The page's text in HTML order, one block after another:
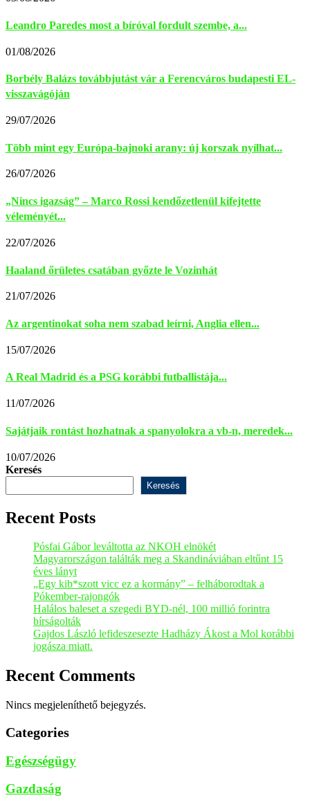
Leandro Paredes most a bíróval fordult szembe, a...
01/08/2026
Borbély Balázs továbbjutást vár a Ferencváros budapesti EL-
visszavágóján
29/07/2026
Több mint egy Európa-bajnoki arany: új korszak nyílhat...
26/07/2026
„Nincs igazság” – Marco Rossi kendőzetlenül kifejtette
véleményét...
22/07/2026
Haaland őrületes csatában győzte le Vozinhát
21/07/2026
Az argentinokat soha nem szabad leírni, Anglia ellen...
15/07/2026
A Real Madrid és a PSG korábbi futballistája...
11/07/2026
Sajátjaik rontást hozhatnak a spanyolokra a vb-n, meredek...
10/07/2026
Keresés
Keresés
Recent Posts
Pósfai Gábor leváltotta az NKOH elnökét
Magyarországon találták meg a Skandináviában eltűnt 15
éves lányt
„Egy kib*szott vicc ez a kormány” – felháborodtak a
Pókember-rajongók
Halálos baleset a szegedi BYD-nél, 100 millió forintra
bírságolták
Gajdos László lefideszesezte Hadházy Ákost a Mol korábbi
jogásza miatt.
Recent Comments
Nincs megjeleníthető bejegyzés.
Categories
Egészségügy
Gazdaság